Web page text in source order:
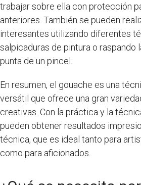
trabajar sobre ella con protección
anteriores. También se pueden
interesantes utilizando diferentes
salpicaduras de pintura o raspando
punta de un pincel.
En resumen, el gouache es una
versátil que ofrece una gran
creativas. Con la práctica y la
pueden obtener resultados
técnica, que es ideal tanto para
como para aficionados.